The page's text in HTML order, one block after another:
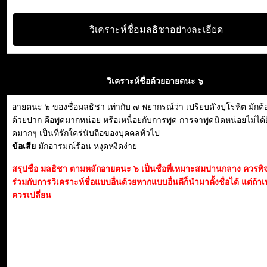
วิเคราะห์ชื่อมลธิชาอย่างละเอียด
วิเคราะห์ชื่อด้วยอายตนะ ๖
อายตนะ ๖ ของชื่อมลธิชา เท่ากับ ๗ พยากรณ์ว่า เปรียบดั'งปุโรหิต มักต้
ด้วยปาก คือพูดมากหน่อย หรือเหนื่อยกับการพูด การจาพูดนิดหน่อยไม่ไ
ดมากๆ เป็นที่รักใคร่นับถือของบุคคลทั่วไป
ข้อเสีย มักอารมณ์ร้อน หงุดหงิดง่าย
สรุปชื่อ มลธิชา ตามหลักอายตนะ ๖ เป็นชื่อที่เหมาะสมปานกลาง ควรพิ
ร่วมกับการวิเคราะห์ชื่อแบบอื่นด้วยหากแบบอื่นดีก็นำมาตั้งชื่อได้ แต่ถ้า
ควรเปลี่ยน